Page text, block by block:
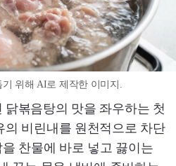
위해 AI로 제작한 이미지.
닭볶음탕의 맛을 좌우하는 첫
의 비린내를 원천적으로 차단
찬물에 바로 넣고 끓이는